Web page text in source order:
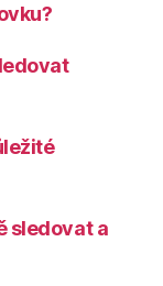
sledovat a